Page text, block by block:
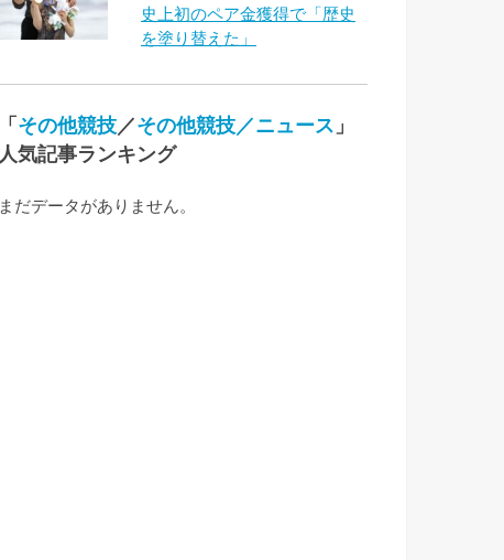
史上初のペア金獲得で「歴史
を塗り替えた」
「 その他競技／その他競技／ニュース 」
人気記事ランキング
まだデータがありません。